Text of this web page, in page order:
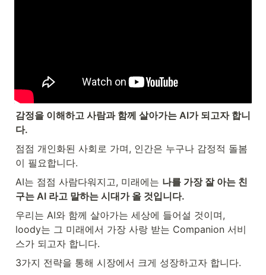
감정을 이해하고 사람과 함께 살아가는 AI가 되고자 합니
다.
점점 개인화된 사회로 가며, 인간은 누구나 감정적 돌봄
이 필요합니다.
AI는 점점 사람다워지고, 미래에는 나를 가장 잘 아는 친
구는 AI 라고 말하는 시대가 올 것입니다.
우리는 AI와 함께 살아가는 세상에 들어설 것이며,
loody는 그 미래에서 가장 사랑 받는 Companion 서비
스가 되고자 합니다.
3가지 전략을 통해 시장에서 크게 성장하고자 합니다.